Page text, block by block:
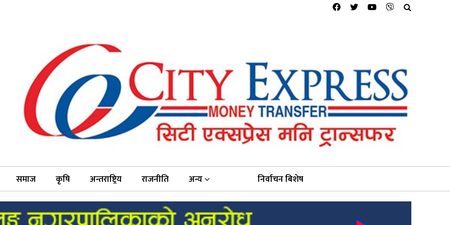
समाज कृषि अन्तराष्ट्रिय राजनीति अन्य निर्वाचन बिशेष